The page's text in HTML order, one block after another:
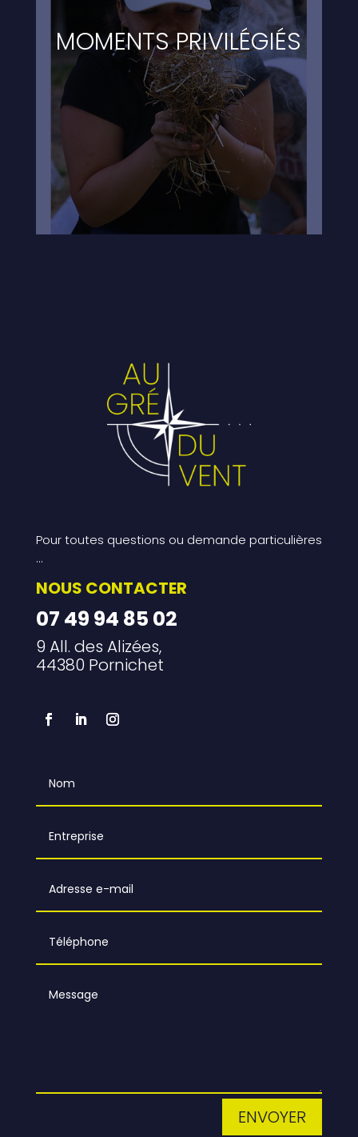
MOMENTS PRIVILÉGIÉS
Pour toutes questions ou demande particulières
…
NOUS CONTACTER
07 49 94 85 02
9 All. des Alizées,
44380 Pornichet
ENVOYER